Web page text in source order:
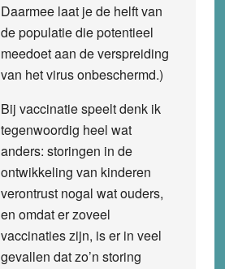
Daarmee laat je de helft van
de populatie die potentieel
meedoet aan de verspreiding
van het virus onbeschermd.)
Bij vaccinatie speelt denk ik
tegenwoordig heel wat
anders: storingen in de
ontwikkeling van kinderen
verontrust nogal wat ouders,
en omdat er zoveel
vaccinaties zijn, is er in veel
gevallen dat zo’n storing